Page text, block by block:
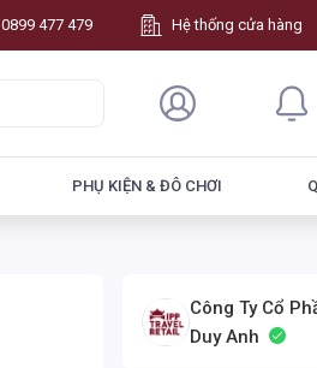
0899 477 479 Hệ thống cửa hàng
PHỤ KIỆN & ĐÔ CHƠI
Công Ty Cổ
Duy Anh